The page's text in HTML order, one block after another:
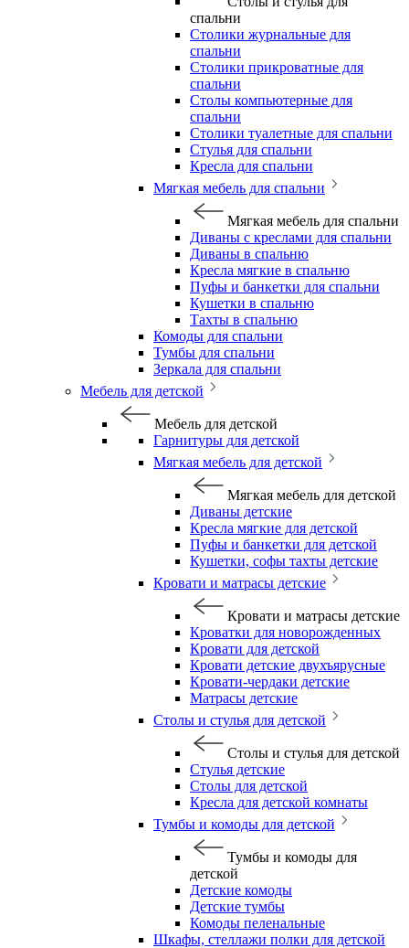
спальни
Столики журнальные для
спальни
Столики прикроватные для
спальни
Столы компьютерные для
спальни
Столики туалетные для спальни
Стулья для спальни
Кресла для спальни
Мягкая мебель для спальни
Мягкая мебель для спальни
Диваны с креслами для спальни
Диваны в спальню
Кресла мягкие в спальню
Пуфы и банкетки для спальни
Кушетки в спальню
Тахты в спальню
Комоды для спальни
Тумбы для спальни
Зеркала для спальни
Мебель для детской
Мебель для детской
Гарнитуры для детской
Мягкая мебель для детской
Мягкая мебель для детской
Диваны детские
Кресла мягкие для детской
Пуфы и банкетки для детской
Кушетки, софы тахты детские
Кровати и матрасы детские
Кровати и матрасы детские
Кроватки для новорожденных
Кровати для детской
Кровати детские двухъярусные
Кровати-чердаки детские
Матрасы детские
Столы и стулья для детской
Столы и стулья для детской
Стулья детские
Столы для детской
Кресла для детской комнаты
Тумбы и комоды для детской
Тумбы и комоды для
детской
Детские комоды
Детские тумбы
Комоды пеленальные
Шкафы, стеллажи полки для детской